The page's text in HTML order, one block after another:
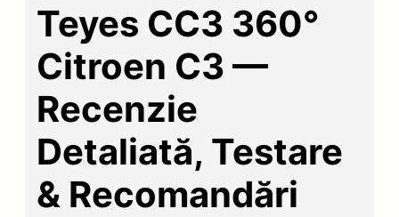
Teyes CC3 360°
Citroen C3 —
Recenzie
Detaliată, Testare
& Recomandări